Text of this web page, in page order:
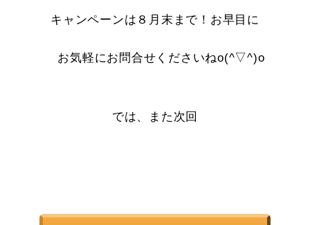
キャンペーンは８月末まで！お早目に
お気軽にお問合せくださいねo(^▽^)o
では、また次回